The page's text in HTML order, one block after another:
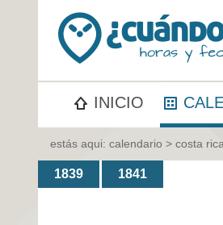
INICIO
estás aqui: calendario > costa
1839 1841